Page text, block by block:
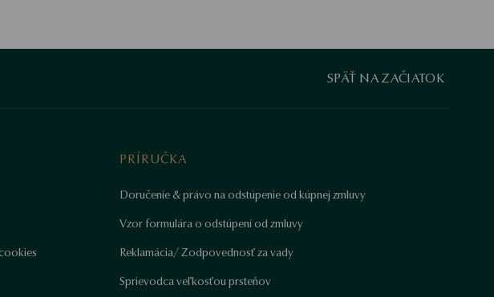
SPÄŤ NA ZAČIATOK
PRÍRUČKA
Doručenie & právo na odstúpenie od kúpnej zmluvy
Vzor formulára o odstúpení od zmluvy
Reklamácia/ Zodpovednosť za vady
Sprievodca veľkosťou prsteňov